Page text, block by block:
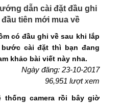
dẫn cài đặt đầu ghi
tiên mới mua về
có đầu ghi về sau khi lắp
cài đặt thì bạn đang
khảo bài viết này nha.
Ngày đăng: 23-10-2017
96,951 lượt xem
thống camera rồi bâ​y giờ